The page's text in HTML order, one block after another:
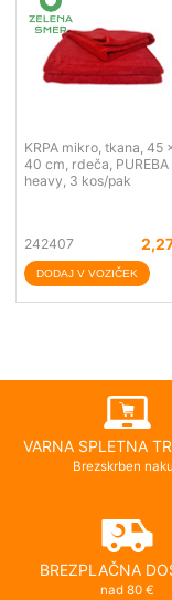
KRPA mikro, tkana, 45
40 cm, rdeča, PUREBA
heavy, 3 kos/pak
242407
VARNA SPLETNA
Brezskrben
BREZPLAČNA
nad 80 €